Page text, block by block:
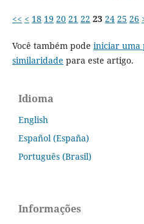
<< < 18 19 20 21 22 23 24 25 26
Você também pode iniciar uma
similaridade para este artigo.
Idioma
English
Español (España)
Português (Brasil)
Informações